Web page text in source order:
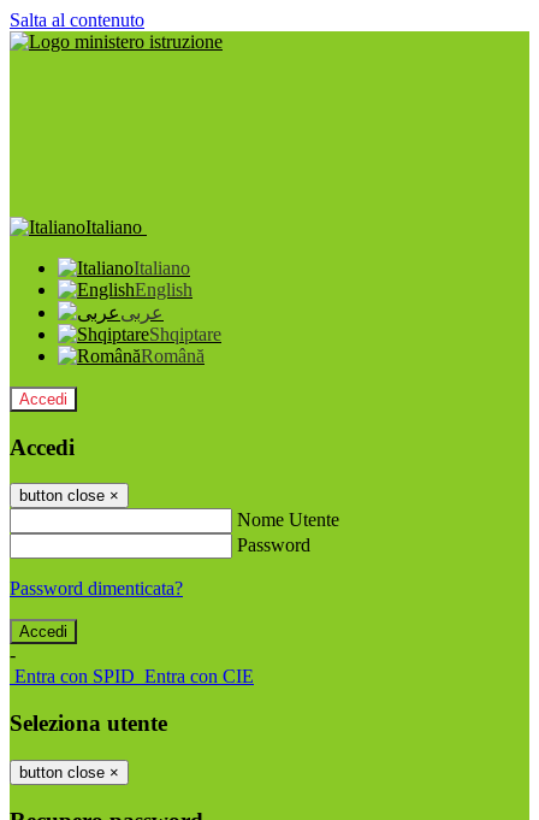
Salta al contenuto
Italiano
Italiano
English
عربى
Shqiptare
Română
Accedi
Accedi
button close ×
Nome Utente
Password
Password dimenticata?
-
Entra con SPID Entra con CIE
Seleziona utente
button close ×